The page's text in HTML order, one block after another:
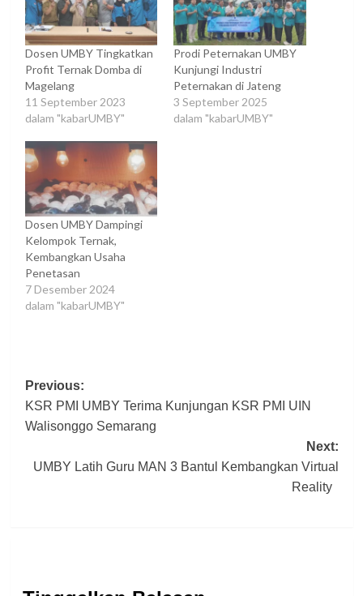
Dosen UMBY Tingkatkan
Profit Ternak Domba di
Magelang
11 September 2023
dalam "kabarUMBY"
Prodi Peternakan UMBY
Kunjungi Industri
Peternakan di Jateng
3 September 2025
dalam "kabarUMBY"
Dosen UMBY Dampingi
Kelompok Ternak,
Kembangkan Usaha
Penetasan
7 Desember 2024
dalam "kabarUMBY"
Post
navigation
Previous:
KSR PMI UMBY Terima Kunjungan KSR PMI UIN
Walisonggo Semarang
Next:
UMBY Latih Guru MAN 3 Bantul Kembangkan Virtual
Reality